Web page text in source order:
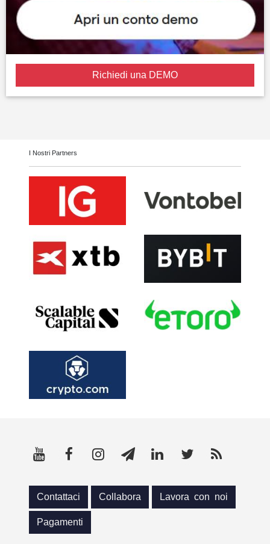
Richiedi una DEMO
I Nostri Partners
Contattaci Collabora Lavora con noi
Pagamenti